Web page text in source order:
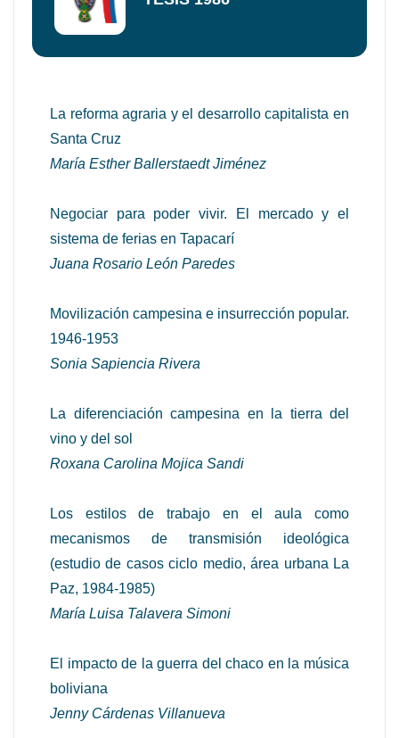
La reforma agraria y el desarrollo capitalista en
Santa Cruz
María Esther Ballerstaedt Jiménez
Negociar para poder vivir. El mercado y el
sistema de ferias en Tapacarí
Juana Rosario León Paredes
Movilización campesina e insurrección popular.
1946-1953
Sonia Sapiencia Rivera
La diferenciación campesina en la tierra del
vino y del sol
Roxana Carolina Mojica Sandi
Los estilos de trabajo en el aula como
mecanismos de transmisión ideológica
(estudio de casos ciclo medio, área urbana La
Paz, 1984-1985)
María Luisa Talavera Simoni
El impacto de la guerra del chaco en la música
boliviana
Jenny Cárdenas Villanueva